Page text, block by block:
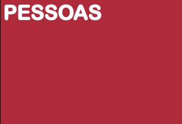
PESSOAS